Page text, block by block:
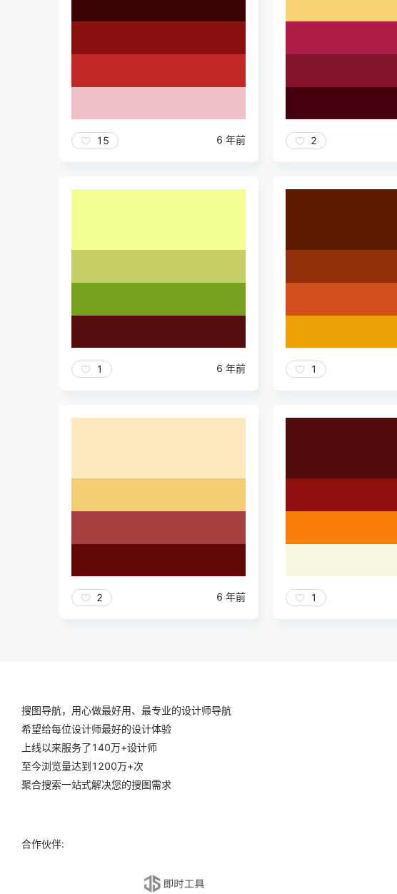
15 6 年前 2
1 6 年前 1
2 6 年前 1
搜图导航，用心做最好用、最专业的设计师导航
希望给每位设计师最好的设计体验
上线以来服务了140万+设计师
至今浏览量达到1200万+次
聚合搜索一站式解决您的搜图需求
合作伙伴: